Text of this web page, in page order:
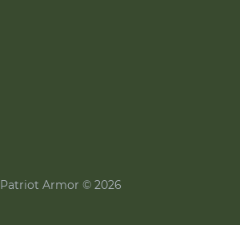
Patriot Armor © 2026